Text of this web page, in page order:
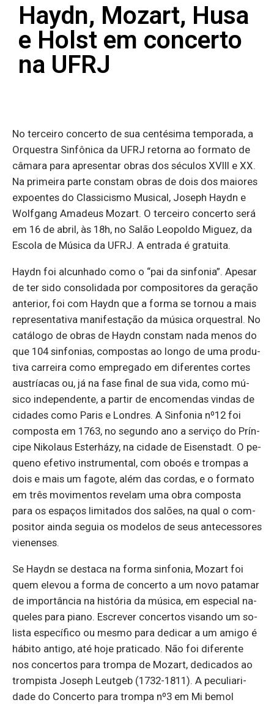
Haydn, Mozart, Husa
e Holst em concerto
na UFRJ
No terceiro concerto de sua cen­té­sima tem­po­rada, a
Or­questra Sinfô­nica da UFRJ re­torna ao for­mato de
câ­mara para apre­sentar obras dos sé­culos XVIII e XX.
Na pri­meira parte constam obras de dois dos mai­ores
ex­po­entes do Clas­si­cismo Mu­sical, Jo­seph Haydn e
Wolf­gang Ama­deus Mo­zart. O ter­ceiro con­certo será
em 16 de abril, às 18h, no Salão Le­o­poldo Mi­guez, da
Es­cola de Mú­sica da UFRJ. A en­trada é gra­tuita.
Haydn foi al­cu­nhado como o “pai da sin­fonia”. Apesar
de ter sido con­so­li­dada por com­po­si­tores da ge­ração
an­te­rior, foi com Haydn que a forma se tornou a mais
re­pre­sen­ta­tiva ma­ni­fes­tação da mú­sica or­ques­tral. No
ca­tá­logo de obras de Haydn constam nada menos do
que 104 sin­fo­nias, com­postas ao longo de uma pro­du­
tiva car­reira como em­pre­gado em di­fe­rentes cortes
aus­tríacas ou, já na fase final de sua vida, como mú­
sico in­de­pen­dente, a partir de en­co­mendas vindas de
ci­dades como Paris e Lon­dres. A Sin­fonia nº12 foi
com­posta em 1763, no se­gundo ano a ser­viço do Prín­
cipe Ni­ko­laus Es­terházy, na ci­dade de Ei­sens­tadt. O pe­
queno efe­tivo ins­tru­mental, com oboés e trompas a
dois e mais um fa­gote, além das cordas, e o for­mato
em três mo­vi­mentos re­velam uma obra com­posta
para os es­paços li­mi­tados dos sa­lões, na qual o com­
po­sitor ainda se­guia os mo­delos de seus an­te­ces­sores
vi­e­nenses.
Se Haydn se des­taca na forma sin­fonia, Mo­zart foi
quem elevou a forma de con­certo a um novo pa­tamar
de im­por­tância na his­tória da mú­sica, em es­pe­cial na­
queles para piano. Es­crever con­certos vi­sando um so­
lista es­pe­cí­fico ou mesmo para de­dicar a um amigo é
há­bito an­tigo, até hoje pra­ti­cado. Não foi di­fe­rente
nos con­certos para trompa de Mo­zart, de­di­cados ao
trom­pista Jo­seph Leutgeb (1732-1811). A pe­cu­li­a­ri­
dade do Con­certo para trompa nº3 em Mi bemol